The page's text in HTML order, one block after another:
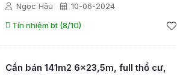
Ngọc Hậu
10-06-2024
Tín nhiệm bt (8/10)
Cần bán 141m2 6x23,5m, full thổ cư,